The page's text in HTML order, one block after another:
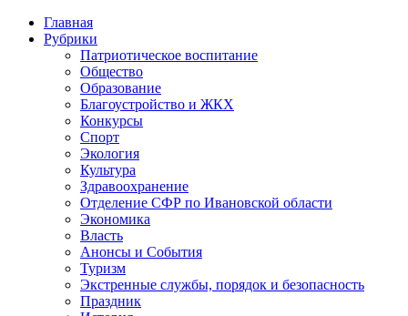
Главная
Рубрики
Патриотическое воспитание
Общество
Образование
Благоустройство и ЖКХ
Конкурсы
Спорт
Экология
Культура
Здравоохранение
Отделение СФР по Ивановской области
Экономика
Власть
Анонсы и События
Туризм
Экстренные службы, порядок и безопасность
Праздник